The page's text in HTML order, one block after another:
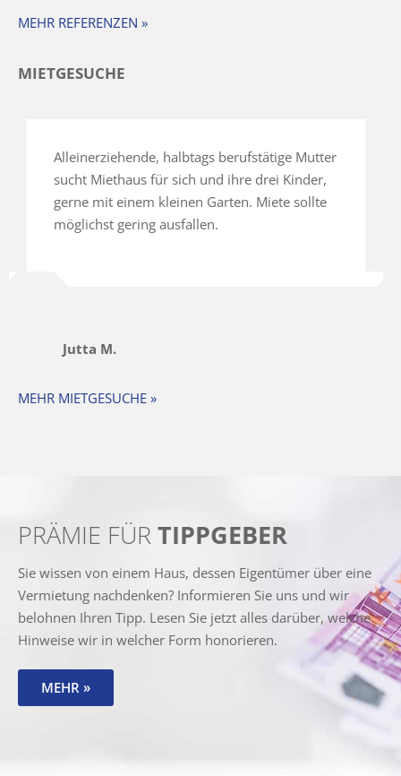
MEHR REFERENZEN »
MIETGESUCHE
Alleinerziehende, halbtags berufstätige Mutter
sucht Miethaus für sich und ihre drei Kinder,
gerne mit einem kleinen Garten. Miete sollte
möglichst gering ausfallen.
Jutta M.
MEHR MIETGESUCHE »
PRÄMIE FÜR TIPPGEBER
Sie wissen von einem Haus, dessen Eigentümer über eine
Vermietung nachdenken? Informieren Sie uns und wir
belohnen Ihren Tipp. Lesen Sie jetzt alles darüber, welche
Hinweise wir in welcher Form honorieren.
MEHR »